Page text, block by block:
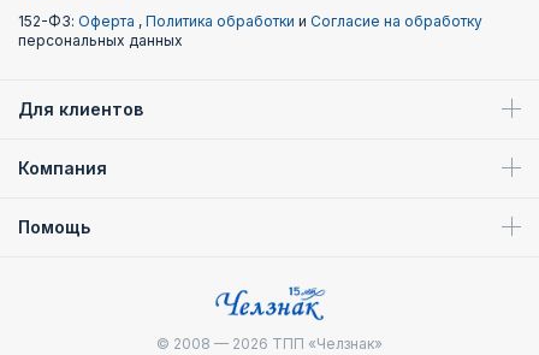
152-ФЗ: Оферта , Политика обработки и Согласие на обработку
персональных данных
Для клиентов
Компания
Помощь
© 2008 — 2026 ТПП «Челзнак»